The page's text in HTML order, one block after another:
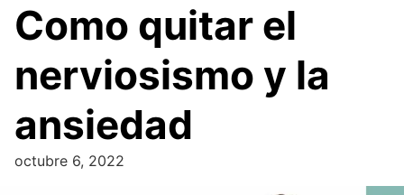
Como quitar el
nerviosismo y la
ansiedad
octubre 6, 2022